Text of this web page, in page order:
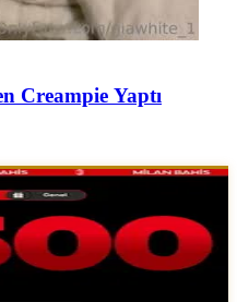
Creampie Yaptı